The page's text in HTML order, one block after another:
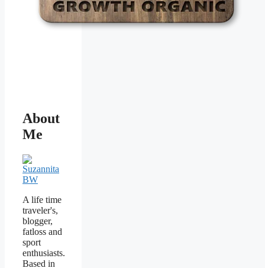
About
Me
A life time
traveler's,
blogger,
fatloss and
sport
enthusiasts.
Based in